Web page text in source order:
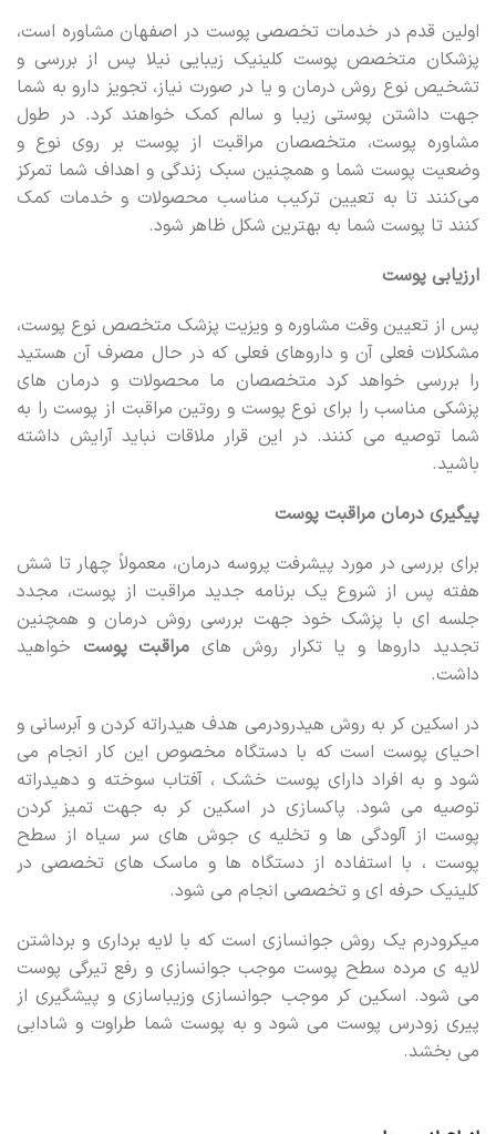
اولین قدم در خدمات تخصصی پوست در اصفهان مشاوره است،
پزشکان متخصص پوست کلینیک زیبایی نیلا پس از بررسی و
تشخیص نوع روش درمان و یا در صورت نیاز، تجویز دارو به شما
جهت داشتن پوستی زیبا و سالم کمک خواهند کرد. در طول
مشاوره پوست، متخصصان مراقبت از پوست بر روی نوع و
وضعیت پوست شما و همچنین سبک زندگی و اهداف شما تمرکز
می‌کنند تا به تعیین ترکیب مناسب محصولات و خدمات کمک
کنند تا پوست شما به بهترین شکل ظاهر شود.
ارزیابی پوست
پس از تعیین وقت مشاوره و ویزیت پزشک متخصص نوع پوست،
مشکلات فعلی آن و داروهای فعلی که در حال مصرف آن هستید
را بررسی خواهد کرد متخصصان ما محصولات و درمان های
پزشکی مناسب را برای نوع پوست و روتین مراقبت از پوست را به
شما توصیه می کنند. در این قرار ملاقات نباید آرایش داشته
باشید.
پیگیری درمان مراقبت پوست
برای بررسی در مورد پیشرفت پروسه درمان، معمولاً چهار تا شش
هفته پس از شروع یک برنامه جدید مراقبت از پوست، مجدد
جلسه ای با پزشک خود جهت بررسی روش درمان و همچنین
تجدید داروها و یا تکرار روش های مراقبت پوست خواهید
داشت.
در اسکین کر به روش هیدرودرمی هدف هیدراته کردن و آبرسانی و
احیای پوست است که با دستگاه مخصوص این کار انجام می
شود و به افراد دارای پوست خشک ، آفتاب سوخته و دهیدراته
توصیه می شود. پاکسازی در اسکین کر به جهت تمیز کردن
پوست از آلودگی ها و تخلیه ی جوش های سر سیاه از سطح
پوست ، با استفاده از دستگاه ها و ماسک های تخصصی در
کلینیک حرفه ای و تخصصی انجام می شود.
میکرودرم یک روش جوانسازی است که با لایه برداری و برداشتن
لایه ی مرده سطح پوست موجب جوانسازی و رفع تیرگی پوست
می شود. اسکین کر موجب جوانسازی وزیباسازی و پیشگیری از
پیری زودرس پوست می شود و به پوست شما طراوت و شادابی
می بخشد.